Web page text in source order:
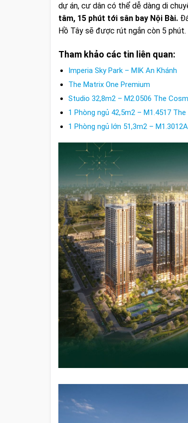
dự án, cư dân có thể dễ dàng di
tâm, 15 phút tới sân bay Nội Bài.
Hồ Tây sẽ được rút ngắn còn 5 phút.
Tham khảo các tin liên quan:
Imperia Sky Park – MIK An Khánh
The Matrix One Premium
Studio 32,8m2 – M2.0506 The
1 Phòng ngủ 42,5m2 – M1.4517
1 Phòng ngủ lớn 51,3m2 –